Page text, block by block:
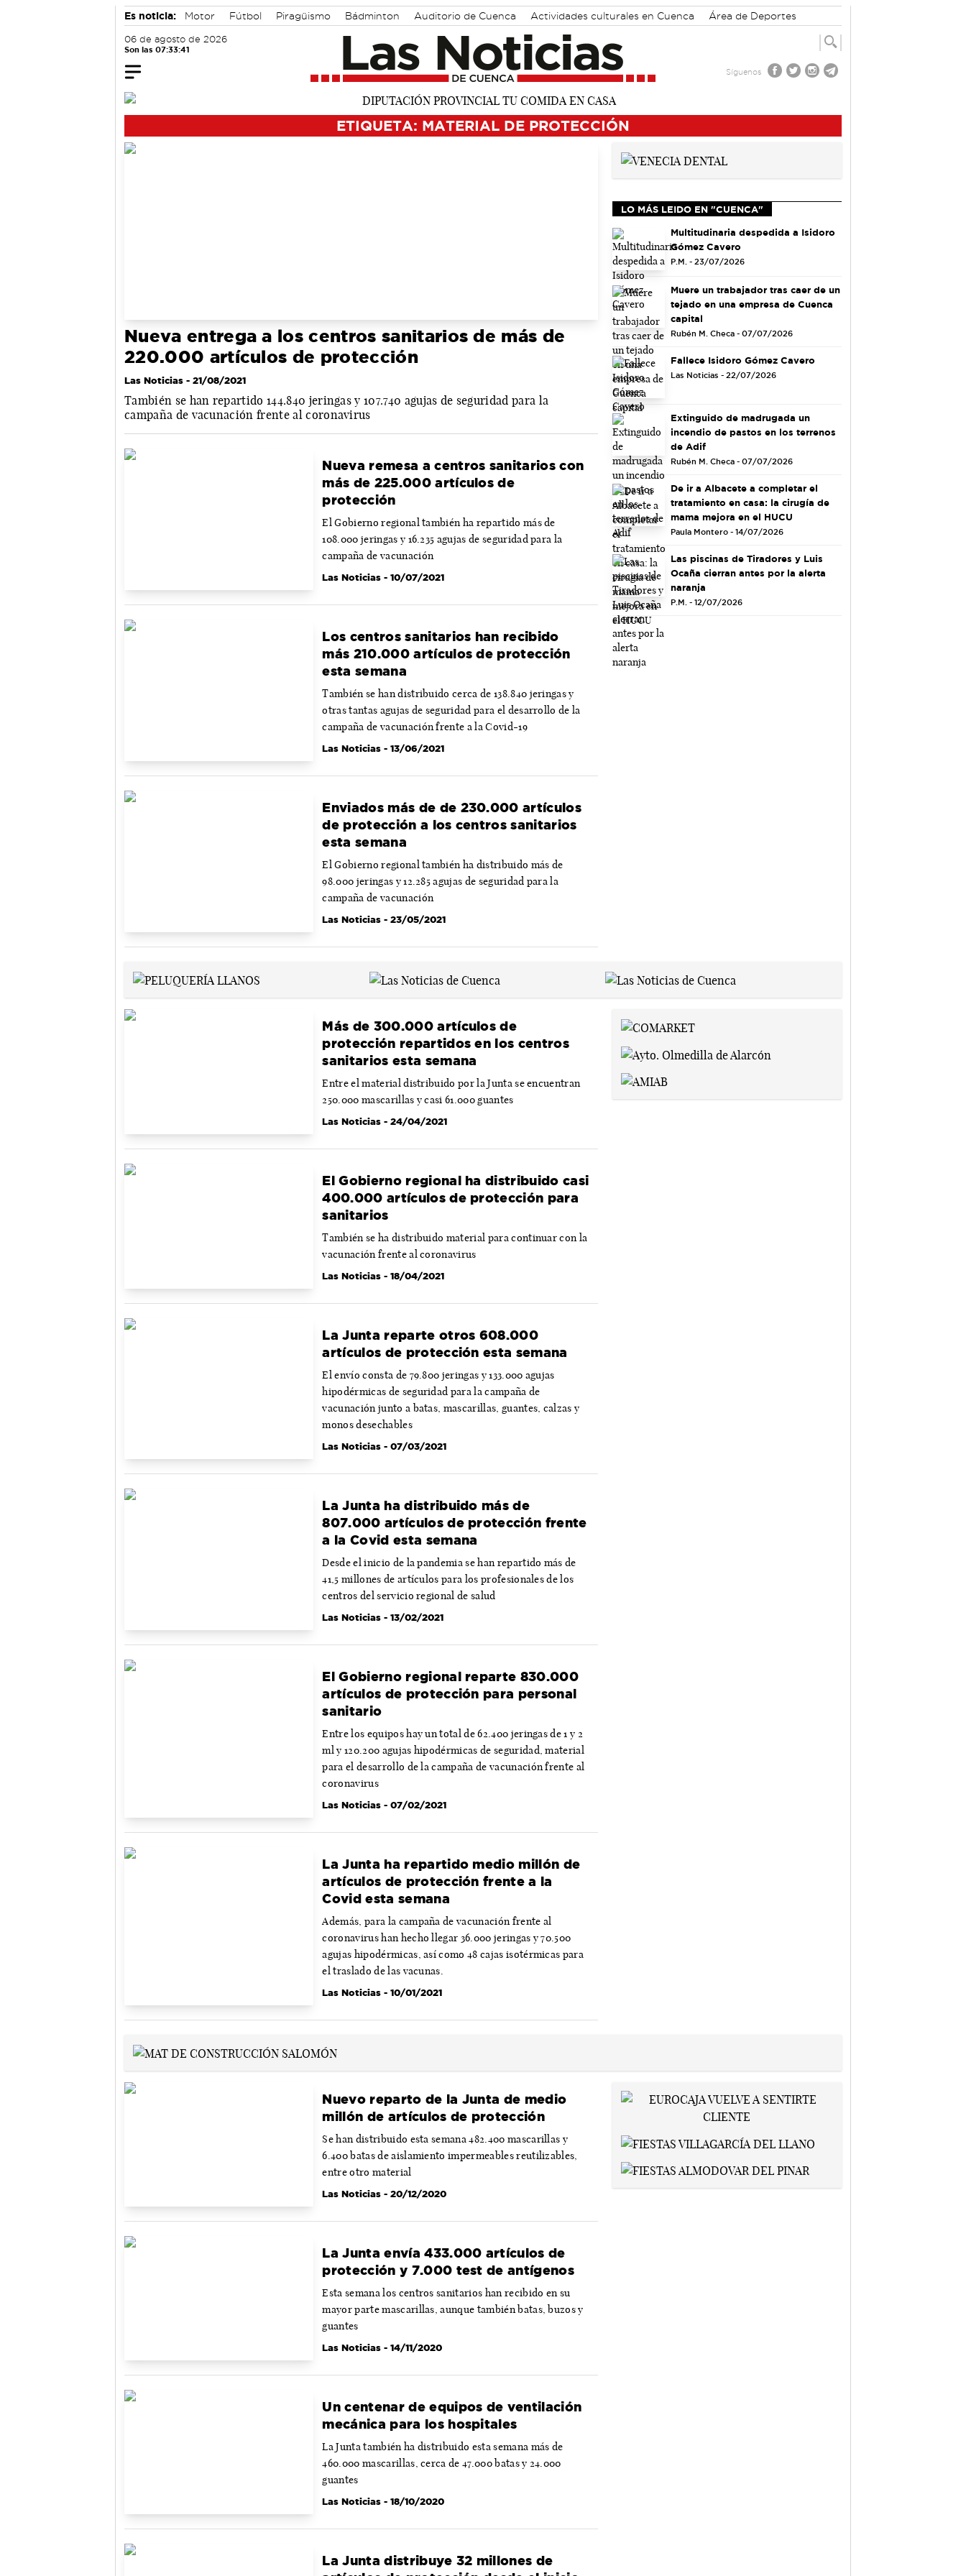
Es noticia: Motor Fútbol Piragüismo Bádminton Auditorio de Cuenca Actividades culturales en Cuenca Área de Deportes
06 de agosto de 2026
Son las 07:33:41
Síguenos
ETIQUETA: MATERIAL DE PROTECCIÓN
Nueva entrega a los centros sanitarios de más de
220.000 artículos de protección
Las Noticias - 21/08/2021
También se han repartido 144.840 jeringas y 107.740 agujas de seguridad para la
campaña de vacunación frente al coronavirus
Nueva remesa a centros sanitarios con
más de 225.000 artículos de
protección
El Gobierno regional también ha repartido más de
108.000 jeringas y 16.235 agujas de seguridad para la
campaña de vacunación
Las Noticias - 10/07/2021
Los centros sanitarios han recibido
más 210.000 artículos de protección
esta semana
También se han distribuido cerca de 138.840 jeringas y
otras tantas agujas de seguridad para el desarrollo de la
campaña de vacunación frente a la Covid-19
Las Noticias - 13/06/2021
Enviados más de de 230.000 artículos
de protección a los centros sanitarios
esta semana
El Gobierno regional también ha distribuido más de
98.000 jeringas y 12.285 agujas de seguridad para la
campaña de vacunación
Las Noticias - 23/05/2021
LO MÁS LEIDO EN "CUENCA"
Multitudinaria despedida a Isidoro
Gómez Cavero
P.M. - 23/07/2026
Muere un trabajador tras caer de un
tejado en una empresa de Cuenca
capital
Rubén M. Checa - 07/07/2026
Fallece Isidoro Gómez Cavero
Las Noticias - 22/07/2026
Extinguido de madrugada un
incendio de pastos en los terrenos
de Adif
Rubén M. Checa - 07/07/2026
De ir a Albacete a completar el
tratamiento en casa: la cirugía de
mama mejora en el HUCU
Paula Montero - 14/07/2026
Las piscinas de Tiradores y Luis
Ocaña cierran antes por la alerta
naranja
P.M. - 12/07/2026
Más de 300.000 artículos de
protección repartidos en los centros
sanitarios esta semana
Entre el material distribuido por la Junta se encuentran
250.000 mascarillas y casi 61.000 guantes
Las Noticias - 24/04/2021
El Gobierno regional ha distribuido casi
400.000 artículos de protección para
sanitarios
También se ha distribuido material para continuar con la
vacunación frente al coronavirus
Las Noticias - 18/04/2021
La Junta reparte otros 608.000
artículos de protección esta semana
El envío consta de 79.800 jeringas y 133.000 agujas
hipodérmicas de seguridad para la campaña de
vacunación junto a batas, mascarillas, guantes, calzas y
monos desechables
Las Noticias - 07/03/2021
La Junta ha distribuido más de
807.000 artículos de protección frente
a la Covid esta semana
Desde el inicio de la pandemia se han repartido más de
41,5 millones de artículos para los profesionales de los
centros del servicio regional de salud
Las Noticias - 13/02/2021
El Gobierno regional reparte 830.000
artículos de protección para personal
sanitario
Entre los equipos hay un total de 62.400 jeringas de 1 y 2
ml y 120.200 agujas hipodérmicas de seguridad, material
para el desarrollo de la campaña de vacunación frente al
coronavirus
Las Noticias - 07/02/2021
La Junta ha repartido medio millón de
artículos de protección frente a la
Covid esta semana
Además, para la campaña de vacunación frente al
coronavirus han hecho llegar 36.000 jeringas y 70.500
agujas hipodérmicas, así como 48 cajas isotérmicas para
el traslado de las vacunas.
Las Noticias - 10/01/2021
Nuevo reparto de la Junta de medio
millón de artículos de protección
Se han distribuido esta semana 482.400 mascarillas y
6.400 batas de aislamiento impermeables reutilizables,
entre otro material
Las Noticias - 20/12/2020
La Junta envía 433.000 artículos de
protección y 7.000 test de antígenos
Esta semana los centros sanitarios han recibido en su
mayor parte mascarillas, aunque también batas, buzos y
guantes
Las Noticias - 14/11/2020
Un centenar de equipos de ventilación
mecánica para los hospitales
La Junta también ha distribuido esta semana más de
460.000 mascarillas, cerca de 47.000 batas y 24.000
guantes
Las Noticias - 18/10/2020
La Junta distribuye 32 millones de